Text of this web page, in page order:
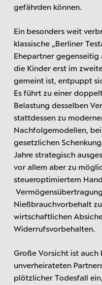
gefährden können.
Ein besonders weit
klassische „Berliner
Ehepartner gegenseitig
die Kinder erst im
gemeint ist, entpuppt
Es führt zu einer
Belastung desselben
stattdessen zu
Nachfolgemodellen,
gesetzlichen
Jahre strategisch
vor allem aber zu
steueroptimiertem
Nießbrauchvorbehalt
wirtschaftlichen
Widerrufsvorbehalten.
Große Vorsicht ist auch
unverheirateten
plötzlicher Todesfall